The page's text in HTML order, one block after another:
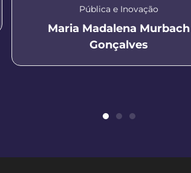
Pública e Inovação
Maria Madalena Murbach
Gonçalves